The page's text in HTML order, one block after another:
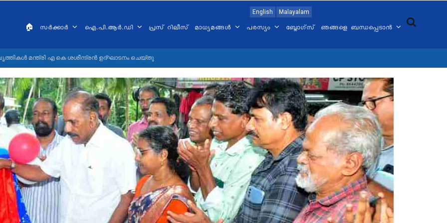
English Malayalam
🏠 സർക്കാർ ഐ.പി.ആർ.ഡി പ്രസ് റിലീസ് മാധ്യമങ്ങൾ പരസ്യം ബ്ലോഗ്സ് ഞങ്ങളെ ബന്ധപ്പെടാൻ
മന്ത്രി എ കെ ശശീന്ദ്രന്‍ ഉദ്ഘാടനം ചെയ്തു